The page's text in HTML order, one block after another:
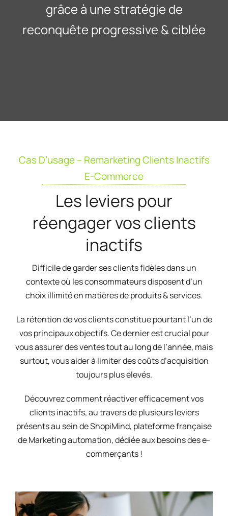
grâce à une stratégie de
reconquête progressive & ciblée
Cas D’usage – Remarketing Clients Inactifs
E-Commerce
Les leviers pour
réengager vos clients
inactifs
Difficile de garder ses clients fidèles dans un
contexte où les consommateurs disposent d’un
choix illimité en matières de produits & services.
La rétention de vos clients constitue pourtant l’un de
vos principaux objectifs. Ce dernier est crucial pour
vous assurer des ventes tout au long de l’année, mais
surtout, vous aider à limiter des coûts d’acquisition
toujours plus élevés.
Découvrez comment réactiver efficacement vos
clients inactifs, au travers de plusieurs leviers
présents au sein de ShopiMind, plateforme française
de Marketing automation, dédiée aux besoins des e-
commerçants !